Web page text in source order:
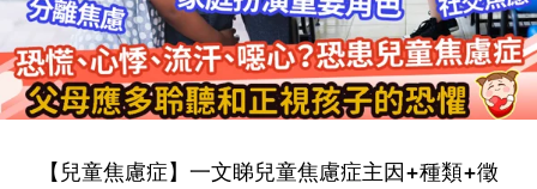
【兒童焦慮症】一文睇兒童焦慮症主因+種類+徵